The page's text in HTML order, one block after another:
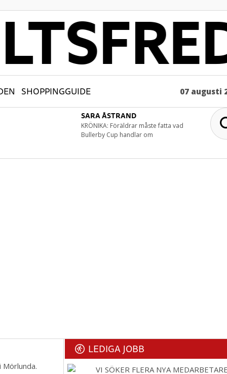
SHOPPINGGUIDE 07 augusti
SARA ÅSTRAND
KRÖNIKA: Föräldrar måste fatta vad
Bullerby Cup handlar om
LEDIGA JOBB